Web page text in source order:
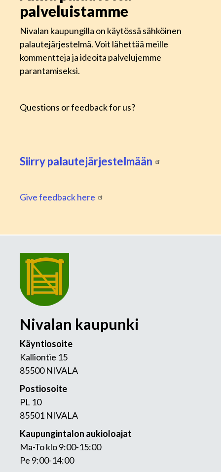
palveluistamme
Nivalan kaupungilla on käytössä sähköinen
palautejärjestelmä. Voit lähettää meille
kommentteja ja ideoita palvelujemme
parantamiseksi.
Questions or feedback for us?
Siirry palautejärjestelmään
Give feedback here
Nivalan kaupunki
Käyntiosoite
Kalliontie 15
85500 NIVALA
Postiosoite
PL 10
85501 NIVALA
Kaupungintalon aukioloajat
Ma-To klo 9:00-15:00
Pe 9:00-14:00